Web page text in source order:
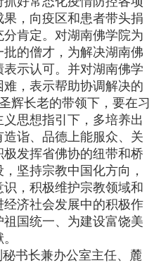
，向疫区和患者带头捐
肯定。对湖南佛学院为
的僧才，为解决湖南佛
示认可。并对湖南佛学
，表示帮助协调解决的
辉长老的带领下，要在习
思想指引下，多培养出
诣、品德上能服众、关
发挥省佛协的纽带和桥
坚持宗教中国化方向，
，积极维护宗教领域和
济社会发展中的积极作
国统一、为建设富饶美
书长兼办公室主任、麓